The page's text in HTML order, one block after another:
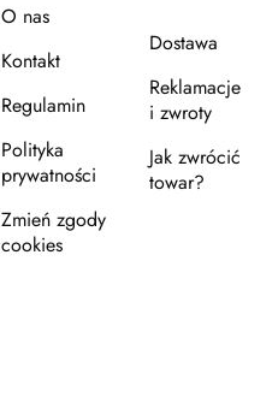
O nas
Kontakt
Regulamin
Polityka
prywatności
Zmień zgody
cookies
Dostawa
Reklamacje
i zwroty
Jak zwrócić
towar?